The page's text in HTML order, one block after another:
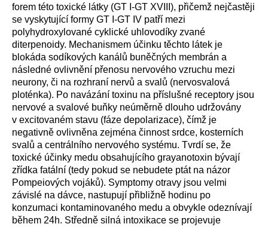
forem této toxické látky (GT I-GT XVIII), přičemž nejčastěji
se vyskytující formy GT I-GT IV patří mezi
polyhydroxylované cyklické uhlovodíky zvané
diterpenoidy. Mechanismem účinku těchto látek je
blokáda sodíkových kanálů buněčných membrán a
následné ovlivnění přenosu nervového vzruchu mezi
neurony, či na rozhraní nervů a svalů (nervosvalová
ploténka). Po navázání toxinu na příslušné receptory jsou
nervové a svalové buňky neúměrně dlouho udržovány
v excitovaném stavu (fáze depolarizace), čímž je
negativně ovlivněna zejména činnost srdce, kosterních
svalů a centrálního nervového systému. Tvrdí se, že
toxické účinky medu obsahujícího grayanotoxin bývají
zřídka fatální (tedy pokud se nebudete ptát na názor
Pompeiových vojáků). Symptomy otravy jsou velmi
závislé na dávce, nastupují přibližně hodinu po
konzumaci kontaminovaného medu a obvykle odeznívají
během 24h. Středně silná intoxikace se projevuje